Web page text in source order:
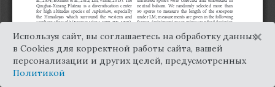
Используя сайт, вы соглашаетесь на обработку данных
в Cookies для корректной работы сайта, вашей
персонализации и других целей, предусмотренных
Политикой
×